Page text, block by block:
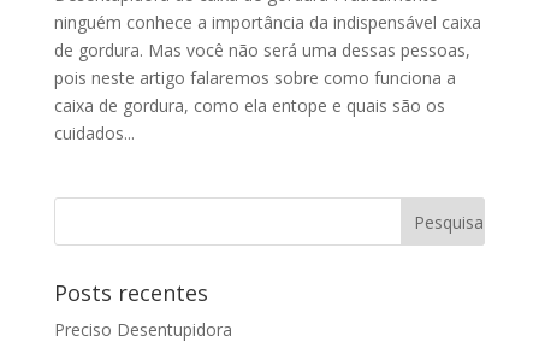
ninguém conhece a importância da indispensável caixa
de gordura. Mas você não será uma dessas pessoas,
pois neste artigo falaremos sobre como funciona a
caixa de gordura, como ela entope e quais são os
cuidados...
Posts recentes
Preciso Desentupidora